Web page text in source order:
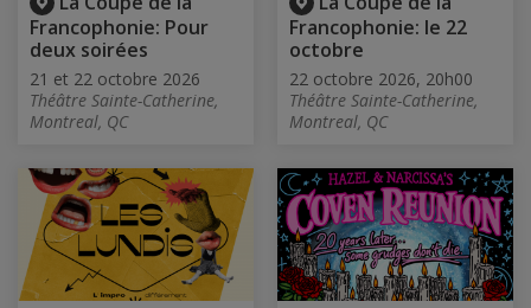
Francophonie: Pour
deux soirées
21 et 22 octobre 2026
Théâtre Sainte-Catherine,
Montreal, QC
Francophonie: le 22
octobre
22 octobre 2026, 20h00
Théâtre Sainte-Catherine,
Montreal, QC